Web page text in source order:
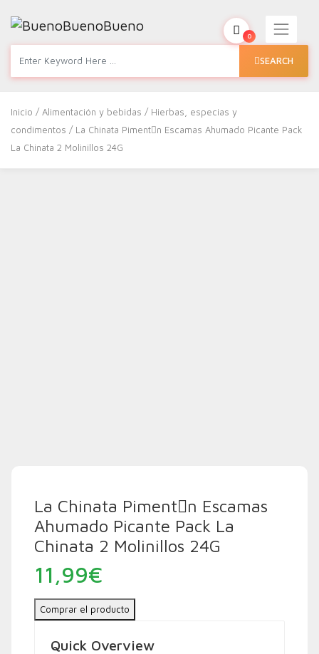
SEARCH
0
Inicio / Alimentación y bebidas / Hierbas, especias y
condimentos / La Chinata Piment󮠅n Escamas Ahumado Picante Pack
La Chinata 2 Molinillos 24G
La Chinata Piment󮠅n Escamas
Ahumado Picante Pack La
Chinata 2 Molinillos 24G
11,99€
Comprar el producto
Quick Overview